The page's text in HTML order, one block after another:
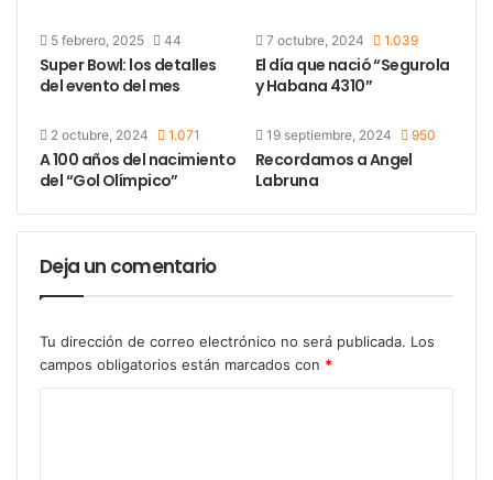
Ribera. Esta vez fue en 1965, el equipo de Nuñez
tuvo una gran primera vuelta, pero otra vez el equipo
comandado por Rattín, Marzolini, Roma, entre otros
amargaría las expectativas de River, que entraría en
la mala racha de 18 años sin títulos. Boca le ganaría
el partido clave a River, dos fechas antes de terminar
el partido 2 a 1 (goles de Menéndez y Pianetti para el
5 febrero, 2025 44
Super Bowl: los detalles
del evento del mes
7 octubre, 2024 1.039
El día que nació “Segurola
y Habana 4310”
2 octubre, 2024 1.071
A 100 años del nacimiento
del “Gol Olímpico”
19 septiembre, 2024 950
Recordamos a Angel
Labruna
Deja un comentario
Tu dirección de correo electrónico no será publicada. Los
campos obligatorios están marcados con *